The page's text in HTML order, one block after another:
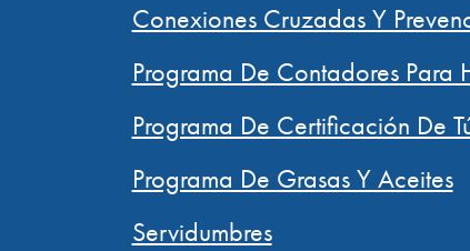
Conexiones Cruzadas Y
Programa De Contadores Para
Programa De Certificación De
Programa De Grasas Y Aceites
Servidumbres